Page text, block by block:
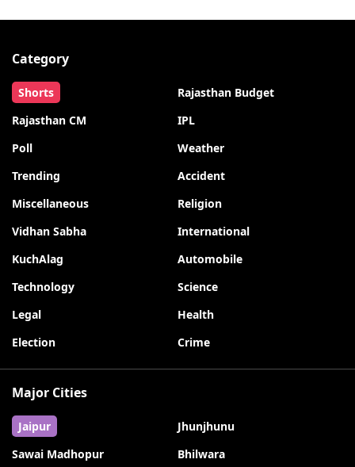
Category
Shorts
Rajasthan Budget
Rajasthan CM
IPL
Poll
Weather
Trending
Accident
Miscellaneous
Religion
Vidhan Sabha
International
KuchAlag
Automobile
Technology
Science
Legal
Health
Election
Crime
Major Cities
Jaipur
Jhunjhunu
Sawai Madhopur
Bhilwara